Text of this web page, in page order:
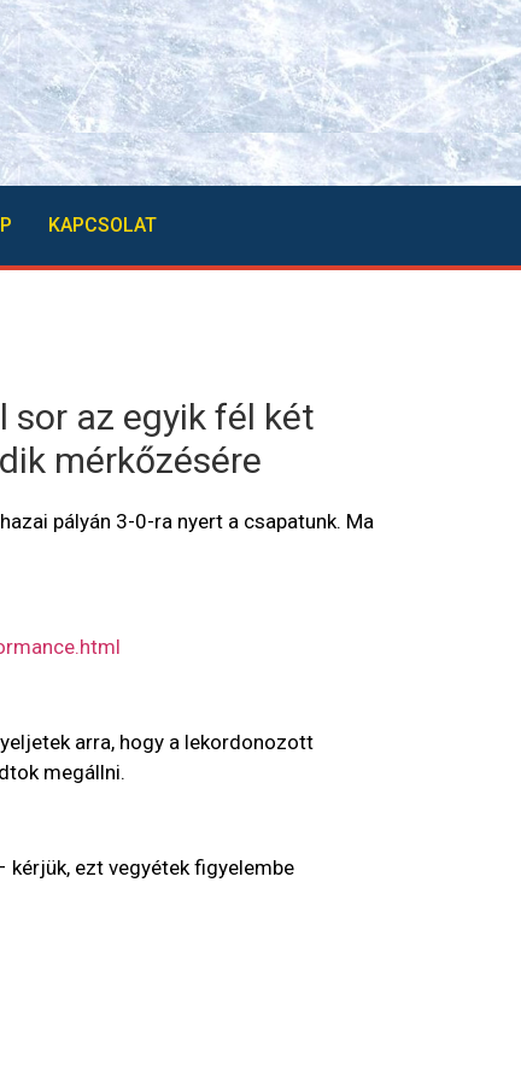
KAPCSOLAT
sor az egyik fél két
mérkőzésére
pályán 3-0-ra nyert a csapatunk. Ma
arra, hogy a lekordonozott
megállni.
kérjük, ezt vegyétek figyelembe